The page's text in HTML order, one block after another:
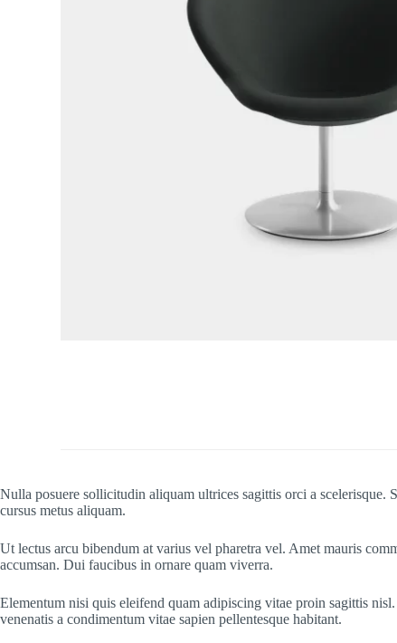
Nulla posuere sollicitudin aliquam ultrices sagittis orci a scelerisque.
cursus metus aliquam.
Ut lectus arcu bibendum at varius vel pharetra vel. Amet mauris
accumsan. Dui faucibus in ornare quam viverra.
Elementum nisi quis eleifend quam adipiscing vitae proin sagittis
venenatis a condimentum vitae sapien pellentesque habitant.